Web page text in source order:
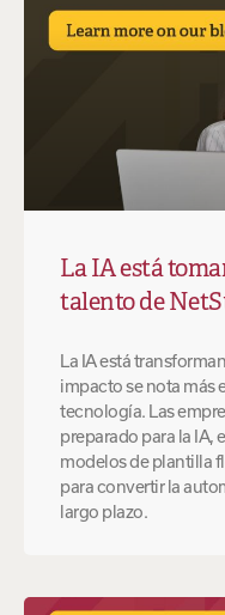
La IA está
talento de
La IA está
impacto se nota más
tecnología. Las
preparado para la IA,
modelos de plantilla
para convertir la
largo plazo.